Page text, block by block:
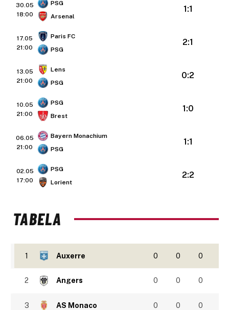
30.05
18:00
PSG
Arsenal
1:1
17.05
21:00
Paris FC
PSG
2:1
13.05
21:00
Lens
PSG
0:2
10.05
21:00
PSG
Brest
1:0
06.05
21:00
Bayern Monachium
PSG
1:1
02.05
17:00
PSG
Lorient
2:2
TABELA
1 Auxerre 0 0 0
2 Angers 0 0 0
3 AS Monaco 0 0 0